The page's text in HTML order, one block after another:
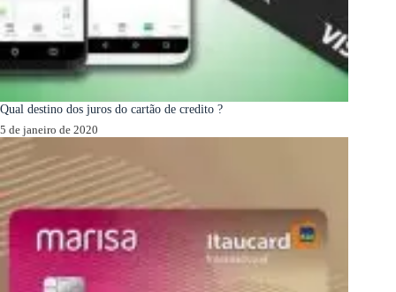
Qual destino dos juros do cartão de credito ?
5 de janeiro de 2020